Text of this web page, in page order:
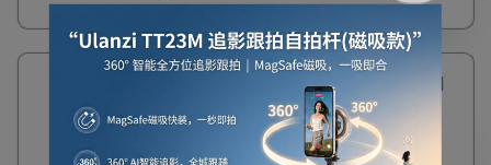
FYM 豊葉牌 13A四
位獨立開關連4.2A
USB拖板 - 白色 | 4
位4.2A USB充電 | 3
米電線 | 香港行貨